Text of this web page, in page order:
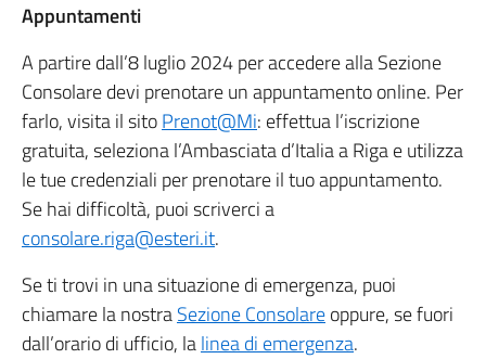
Appuntamenti
A partire dall’8 luglio 2024 per accedere alla Sezione
Consolare devi prenotare un appuntamento online. Per
farlo, visita il sitoPrenot@Mi: effettua l’iscrizione
gratuita, seleziona l’Ambasciata d’Italia a Riga e utilizza
le tue credenziali per prenotare il tuo appuntamento.
Se hai difficoltà, puoi scriverci a
consolare.riga@esteri.it.
Se ti trovi in una situazione di emergenza, puoi
chiamare la nostraSezione Consolareoppure, se fuori
dall’orario di ufficio, lalinea di emergenza.